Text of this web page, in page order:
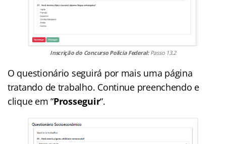
Inscrição do Concurso Polícia Federal:Passo 13.2
O questionário seguirá por mais uma página
tratando de trabalho. Continue preenchendo e
clique em “Prosseguir“.